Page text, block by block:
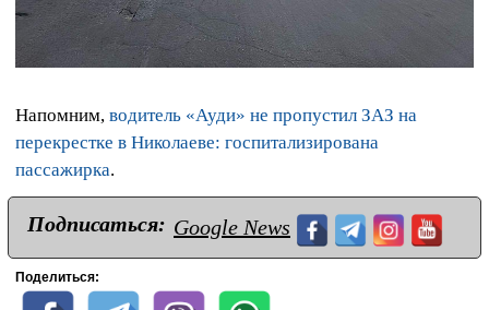
Напомним, водитель «Ауди» не пропустил ЗАЗ на
перекрестке в Николаеве: госпитализирована
пассажирка.
Подписаться: Google News
Поделиться: